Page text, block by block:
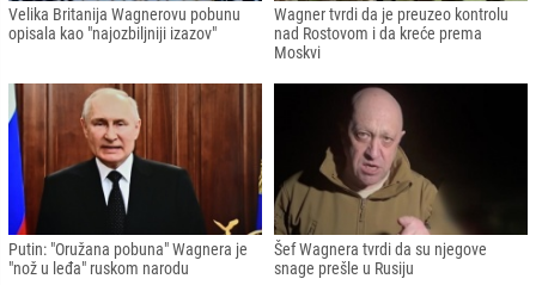
Velika Britanija Wagnerovu pobunu
opisala kao "najozbiljniji izazov"
Wagner tvrdi da je preuzeo kontrolu
nad Rostovom i da kreće prema
Moskvi
Putin: "Oružana pobuna" Wagnera je
"nož u leđa" ruskom narodu
Šef Wagnera tvrdi da su njegove
snage prešle u Rusiju